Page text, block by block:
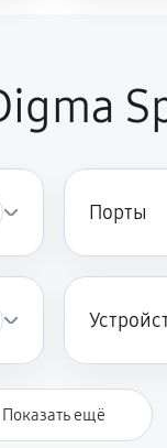
2600
Порты
Показать ещё